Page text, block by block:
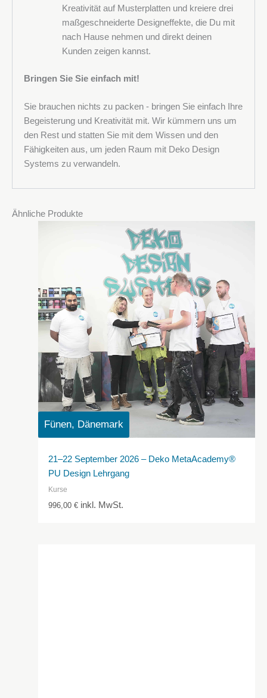
Kreativität auf Musterplatten und kreiere drei
maßgeschneiderte Designeffekte, die Du mit
nach Hause nehmen und direkt deinen
Kunden zeigen kannst.
Bringen Sie Sie einfach mit!
Sie brauchen nichts zu packen - bringen Sie einfach Ihre
Begeisterung und Kreativität mit. Wir kümmern uns um
den Rest und statten Sie mit dem Wissen und den
Fähigkeiten aus, um jeden Raum mit Deko Design
Systems zu verwandeln.
Ähnliche Produkte
Fünen, Dänemark
21–22 September 2026 – Deko MetaAcademy®
PU Design Lehrgang
Kurse
996,00€ inkl. MwSt.